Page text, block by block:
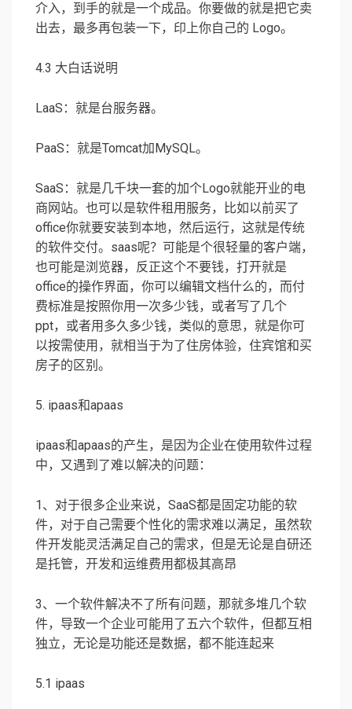
介入，到手的就是一个成品。你要做的就是把它卖
出去，最多再包装一下，印上你自己的 Logo。
4.3 大白话说明
LaaS：就是台服务器。
PaaS：就是Tomcat加MySQL。
SaaS：就是几千块一套的加个Logo就能开业的电
商网站。也可以是软件租用服务，比如以前买了
office你就要安装到本地，然后运行，这就是传统
的软件交付。saas呢？可能是个很轻量的客户端，
也可能是浏览器，反正这个不要钱，打开就是
office的操作界面，你可以编辑文档什么的，而付
费标准是按照你用一次多少钱，或者写了几个
ppt，或者用多久多少钱，类似的意思，就是你可
以按需使用，就相当于为了住房体验，住宾馆和买
房子的区别。
5. ipaas和apaas
ipaas和apaas的产生，是因为企业在使用软件过程
中，又遇到了难以解决的问题：
1、对于很多企业来说，SaaS都是固定功能的软
件，对于自己需要个性化的需求难以满足，虽然软
件开发能灵活满足自己的需求，但是无论是自研还
是托管，开发和运维费用都极其高昂
3、一个软件解决不了所有问题，那就多堆几个软
件，导致一个企业可能用了五六个软件，但都互相
独立，无论是功能还是数据，都不能连起来
5.1 ipaas